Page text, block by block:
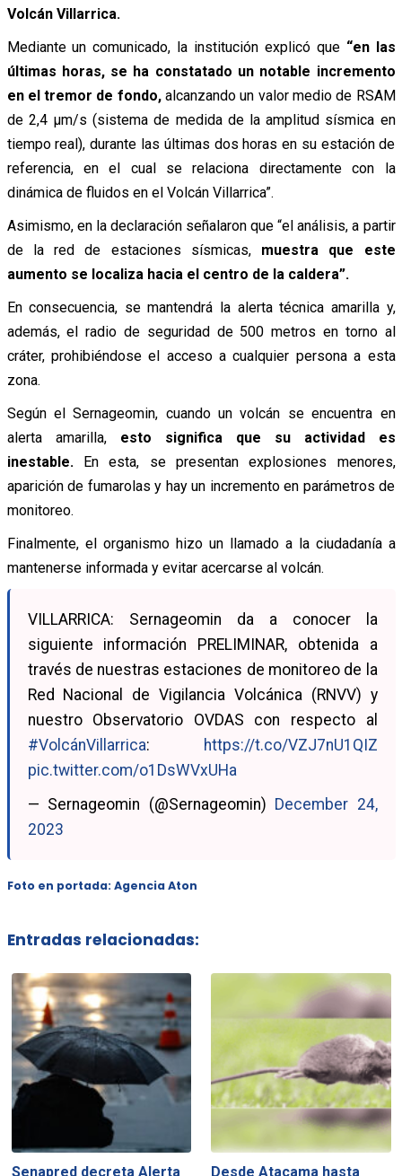
Volcán Villarrica.
Mediante un comunicado, la institución explicó que “en las
últimas horas, se ha constatado un notable incremento
en el tremor de fondo,alcanzando un valor medio de RSAM
de 2,4 µm/s (sistema de medida de la amplitud sísmica en
tiempo real), durante las últimas dos horas en su estación de
referencia, en el cual se relaciona directamente con la
dinámica de fluidos en el Volcán Villarrica”.
Asimismo, en la declaración señalaron que “el análisis, a partir
de la red de estaciones sísmicas, muestra que este
aumento se localiza hacia el centro de la caldera”.
En consecuencia, se mantendrá la alerta técnica amarilla y,
además, el radio de seguridad de 500 metros en torno al
cráter, prohibiéndose el acceso a cualquier persona a esta
zona.
Según el Sernageomin, cuando un volcán se encuentra en
alerta amarilla, esto significa que su actividad es
inestable. En esta, se presentan explosiones menores,
aparición de fumarolas y hay un incremento en parámetros de
monitoreo.
Finalmente, el organismo hizo un llamado a la ciudadanía a
mantenerse informada y evitar acercarse al volcán.
VILLARRICA: Sernageomin da a conocer la
siguiente información PRELIMINAR, obtenida a
través de nuestras estaciones de monitoreo de la
Red Nacional de Vigilancia Volcánica (RNVV) y
nuestro Observatorio OVDAS con respecto al
#VolcánVillarrica:
https://t.co/VZJ7nU1QIZ
pic.twitter.com/o1DsWVxUHa
— Sernageomin (@Sernageomin) December 24,
2023
Foto en portada: Agencia Aton
Entradas relacionadas:
Senapred decreta Alerta Desde Atacama hasta